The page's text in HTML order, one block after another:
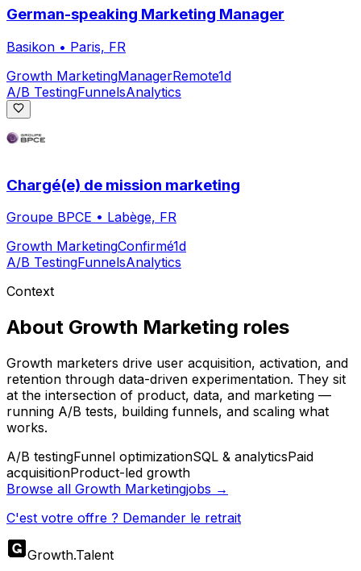
German-speaking Marketing Manager
Basikon • Paris, FR
Growth MarketingManagerRemote1d
A/B TestingFunnelsAnalytics
Chargé(e) de mission marketing
Groupe BPCE • Labège, FR
Growth MarketingConfirmé1d
A/B TestingFunnelsAnalytics
Context
About Growth Marketing roles
Growth marketers drive user acquisition, activation, and
retention through data-driven experimentation. They sit
at the intersection of product, data, and marketing —
running A/B tests, building funnels, and scaling what
works.
A/B testingFunnel optimizationSQL & analyticsPaid
acquisitionProduct-led growth
Browse all Growth Marketingjobs →
C'est votre offre ? Demander le retrait
Growth.Talent